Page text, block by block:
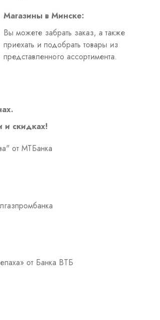
Магазины в Минске:
Вы можете забрать заказ, а также
приехать и подобрать товары из
представленного ассортимента.
и скидках!
от МТБанка
от Банка ВТБ